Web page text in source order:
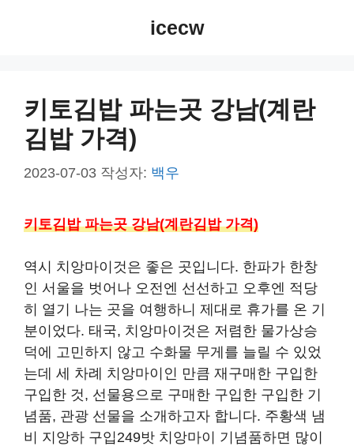
icecw
키토김밥 파는곳 강남(계란
김밥 가격)
2023-07-03 작성자: 백우
키토김밥 파는곳 강남(계란김밥 가격)
역시 치앙마이것은 좋은 곳입니다. 한파가 한창
인 서울을 벗어나 오전엔 선선하고 오후엔 적당
히 열기 나는 곳을 여행하니 제대로 휴가를 온 기
분이었다. 태국, 치앙마이것은 저렴한 물가상승
덕에 고민하지 않고 수화물 무게를 늘릴 수 있었
는데 세 차례 치앙마이인 만큼 재구매한 구입한
구입한 것, 선물용으로 구매한 구입한 구입한 기
념품, 관광 선물을 소개하고자 합니다. 주황색 냄
비 지앙하 구입249밧 치앙마이 기념품하면 많이